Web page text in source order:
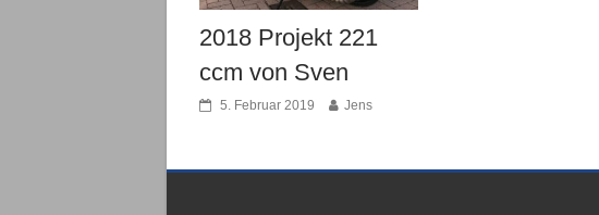
2018 Projekt 221
ccm von Sven
5. Februar 2019 Jens